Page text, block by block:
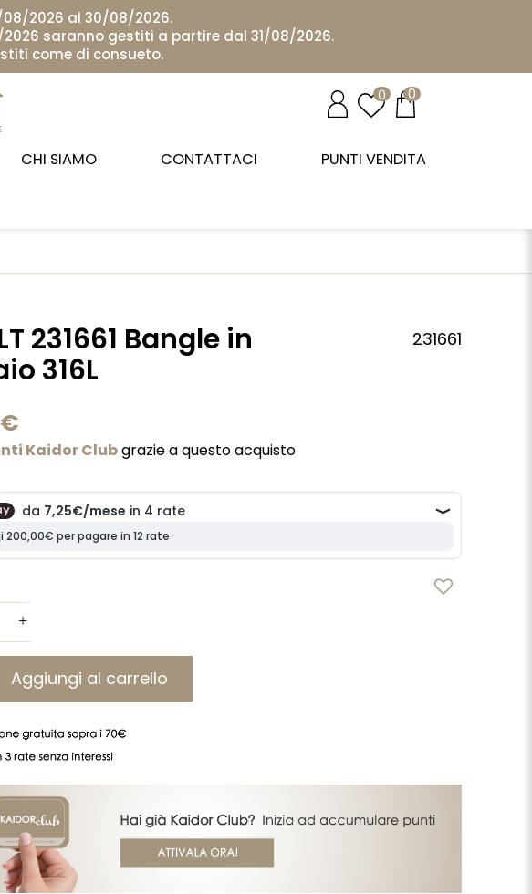
2026 al 30/08/2026.
saranno gestiti a partire dal 31/08/2026.
come di consueto.
0 0
CHI SIAMO CONTATTACI PUNTI VENDITA
231661 Bangle in
316L
231661
Kaidor Clubgrazie a questo acquisto
Aggiungi al carrello